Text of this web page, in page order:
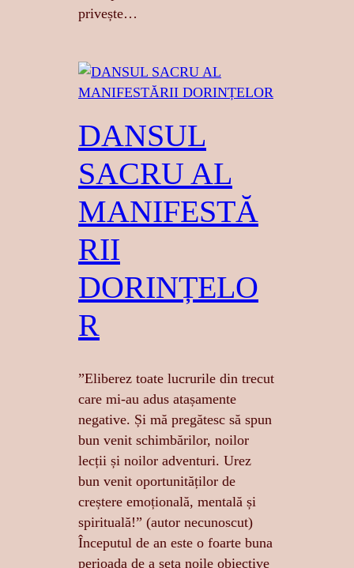
privește…
DANSUL
SACRU AL
MANIFESTĂ
RII
DORINȚELO
R
”Eliberez toate lucrurile din trecut
care mi-au adus atașamente
negative. Și mă pregătesc să spun
bun venit schimbărilor, noilor
lecții și noilor adventuri. Urez
bun venit oportunităților de
creștere emoțională, mentală și
spirituală!” (autor necunoscut)
Începutul de an este o foarte buna
perioada de a seta noile obiective